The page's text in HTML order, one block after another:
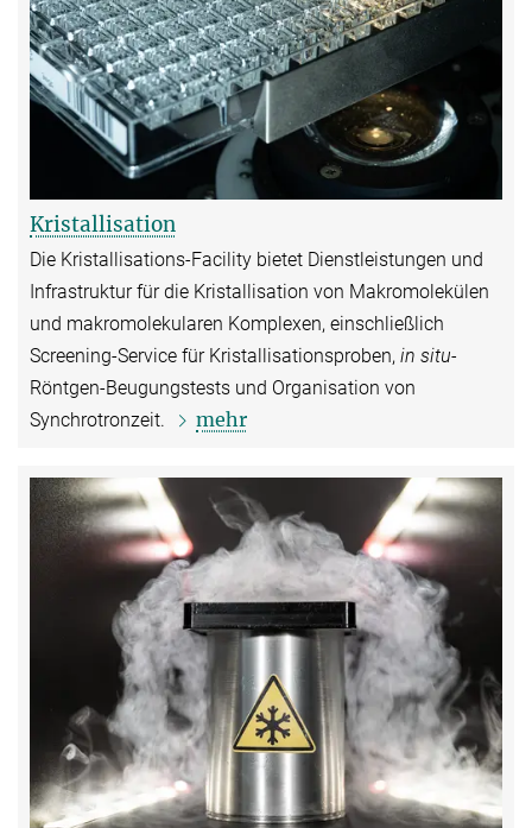
Kristallisation
Die Kristallisations-Facility bietet Dienstleistungen und
Infrastruktur für die Kristallisation von Makromolekülen
und makromolekularen Komplexen, einschließlich
Screening-Service für Kristallisationsproben, in situ-
Röntgen-Beugungstests und Organisation von
Synchrotronzeit.
mehr